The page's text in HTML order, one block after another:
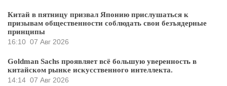
Китай в пятницу призвал Японию прислушаться к
призывам общественности соблюдать свои безъядерные
принципы
16:10 07 Авг 2026
Goldman Sachs проявляет всё большую уверенность в
китайском рынке искусственного интеллекта.
14:14 07 Авг 2026